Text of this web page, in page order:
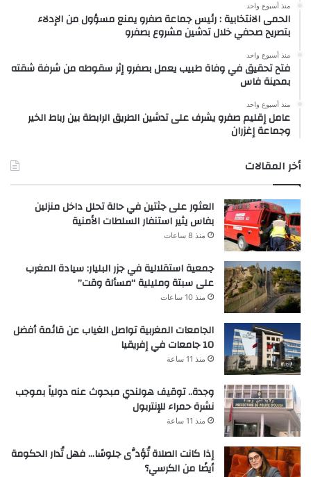
منذ أسبوع واحد
الحمى الانتخابية : رئيس جماعة صفرو يمنع مسؤول من الإدلاء
بتصريح صحفي خلال تدشين مشروع بصفرو
منذ أسبوع واحد
فتح تحقيق في وفاة طبيب يعمل بصفرو إثر سقوطه من شرفة شقته
بمدينة فاس
منذ أسبوع واحد
عامل إقليم صفرو يشرف على تدشين الطريق الرابطة بين رباط الخير
وجماعة إغزران
أخر المقالات
العثور على جثتين في حالة تحلل داخل منزلين
بفاس يثير استنفار السلطات الأمنية
منذ 8 ساعات
جمعية استقلالية في جزر البليار: سيادة المغرب
على سبتة ومليلية “مسألة وقت”
منذ 10 ساعات
الجامعات المغربية تواصل الغياب عن قائمة أفضل
10 جامعات في إفريقيا
منذ 11 ساعة
وجدة.. توقيف هولندي مبحوث عنه دولياً بموجب
نشرة حمراء للإنتربول
منذ 11 ساعة
إذا كانت الصلاة تُؤدَّى جلوسًا… فهل تُدار الحكومة
أيضًا من الكرسي؟